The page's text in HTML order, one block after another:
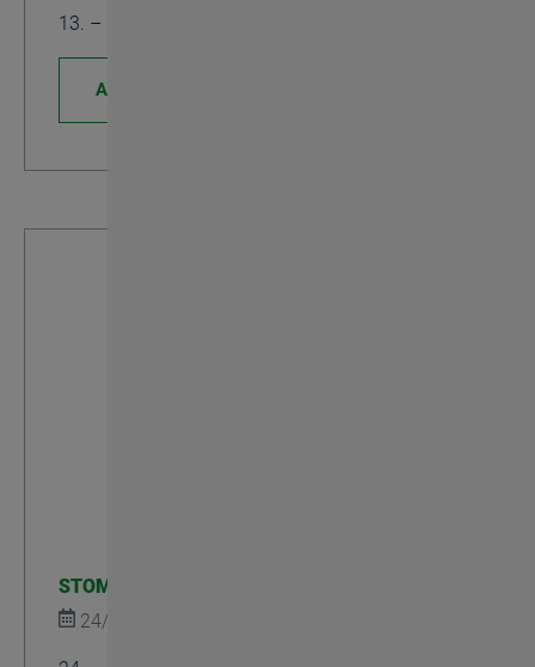
13. – 17. Aprile 2026, Padiglione 16 | Stand A56
Approfondisci
STOM-TOOL - Polonia
24/03/2026